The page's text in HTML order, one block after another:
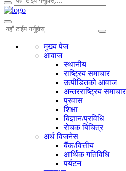
मुख्य पेज
आवाज
स्थानीय
राष्ट्रिय समाचार
उत्पीडितको आवाज
अन्तरराष्ट्रिय समाचार
प्रवास
शिक्षा
बिज्ञान/प्रविधि
रोचक बिचित्र
अर्थ विजनेस
बैंक/वित्तीय
आर्थिक गतिविधि
पर्यटन